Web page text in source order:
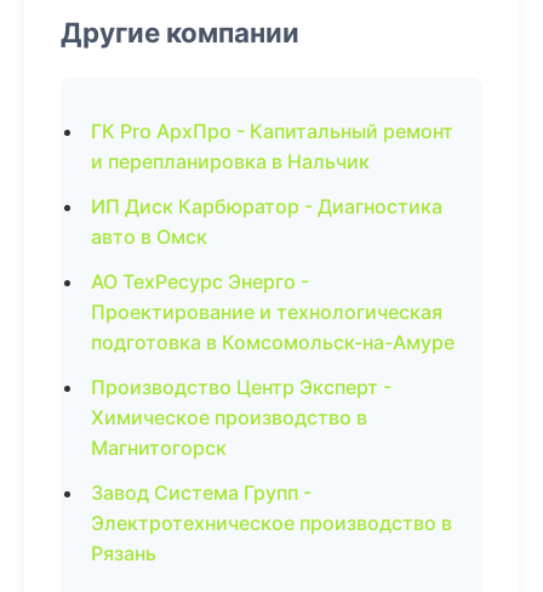
Другие компании
ГК Pro АрхПро - Капитальный ремонт
и перепланировка в Нальчик
ИП Диск Карбюратор - Диагностика
авто в Омск
АО ТехРесурс Энерго -
Проектирование и технологическая
подготовка в Комсомольск-на-Амуре
Производство Центр Эксперт -
Химическое производство в
Магнитогорск
Завод Система Групп -
Электротехническое производство в
Рязань